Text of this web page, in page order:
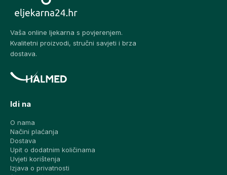
Vaša online ljekarna s povjerenjem.
Kvalitetni proizvodi, stručni savjeti i brza
dostava.
Idi na
O nama
Načini plaćanja
Dostava
Upit o dodatnim količinama
Uvjeti korištenja
Izjava o privatnosti